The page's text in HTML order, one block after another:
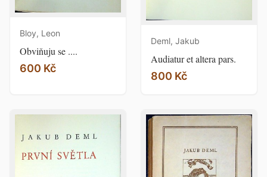
Bloy, Leon
Obviňuju se ....
600 Kč
Deml, Jakub
Audiatur et altera pars.
800 Kč